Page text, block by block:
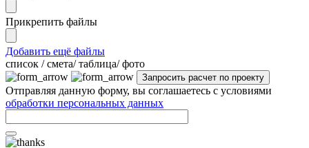
Прикрепить файлы
Добавить ещё файлы
cписок / смета/ таблица/ фото
Отправляя данную форму, вы соглашаетесь с условиями
обработки персональных данных